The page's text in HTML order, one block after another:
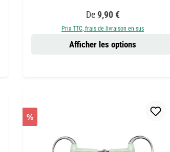
Prix régulier :
De9,90 €
Prix TTC, frais de livraison en sus
Afficher les options
%